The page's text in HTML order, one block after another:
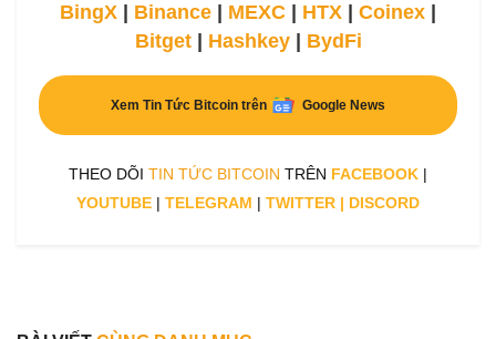
BingX Binance MEXC HTX Coinex
Bitget| Hashkey| BydFi
Xem Tin Tức Bitcoin trên Google News
THEO DÕI TIN TỨC BITCOIN TRÊN FACEBOOK |
YOUTUBE | TELEGRAM | TWITTER | DISCORD